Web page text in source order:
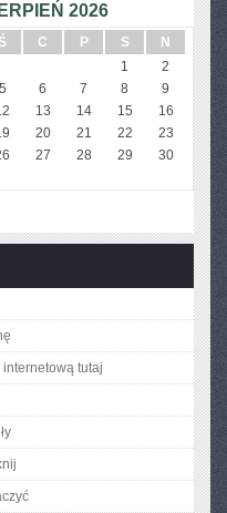
2026
Ś C P S
N
1
2
5 6 7 8
9
13 14 15
16
20 21 22
23
27 28 29
30
tutaj